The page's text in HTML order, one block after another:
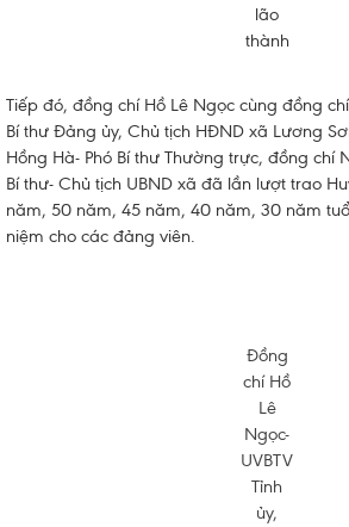
lão
thành
Tiếp đó, đồng chí Hồ Lê Ngọc cùng đồng
Bí thư Đảng ủy, Chủ tịch HĐND xã Lương
Hồng Hà- Phó Bí thư Thường trực, đồng chí
Bí thư- Chủ tịch UBND xã đã lần lượt trao
năm, 50 năm, 45 năm, 40 năm, 30 năm
niệm cho các đảng viên.
Đồng
chí Hồ
Lê
Ngọc-
UVBTV
Tỉnh
ủy,